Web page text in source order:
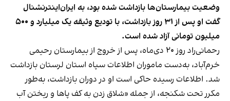
وضعیت بیمارستان‌ها بازداشت شده بود، به ایران‌اینترنشنال
گفت او پس از ۳۱ روز بازداشت، با تودیع وثیقه یک میلیارد و ۵۰۰
میلیون تومانی آزاد شده است.
رحمانی‌راد روز ۲۰ دی‌ماه، پس از خروج از بیمارستان رحیمی
خرم‌آباد، به‌دست ماموران اطلاعات سپاه استان لرستان بازداشت
شد. اطلاعات رسیده حاکی است او در دوران بازداشت، به‌طور
مکرر تحت شکنجه، از جمله «شلاق زدن به کف پاها و ریختن آب